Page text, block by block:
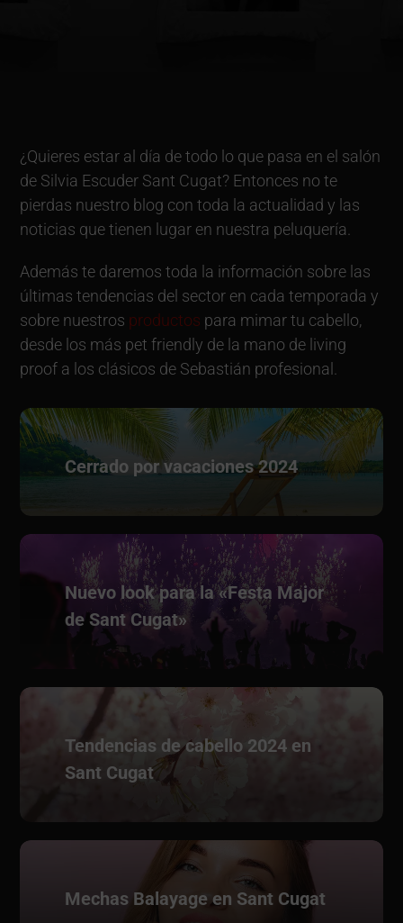
¿Quieres estar al día de todo lo que pasa en el salón
de Silvia Escuder Sant Cugat? Entonces no te
pierdas nuestro blog con toda la actualidad y las
noticias que tienen lugar en nuestra peluquería.
Además te daremos toda la información sobre las
últimas tendencias del sector en cada temporada y
sobre nuestros productos para mimar tu cabello,
desde los más pet friendly de la mano de living
proof a los clásicos de Sebastián profesional.
Cerrado por vacaciones 2024
Nuevo look para la «Festa Major
de Sant Cugat»
Tendencias de cabello 2024 en
Sant Cugat
Mechas Balayage en Sant Cugat